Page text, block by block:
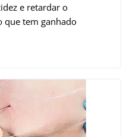
e retardar o
que tem ganhado